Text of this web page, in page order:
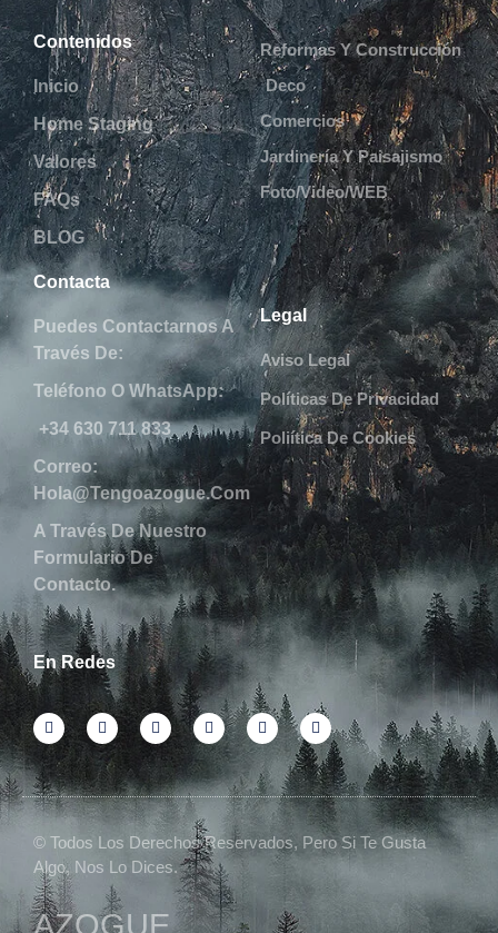
Contenidos
Inicio
Home Staging
Valores
FAQs
BLOG
Reformas Y Construcción
Deco
Comercios
Jardinería Y Paisajismo
Foto/Video/WEB
Contacta
Puedes Contactarnos A
Través De:
Teléfono O WhatsApp:
+34 630 711 833
Correo:
Hola@tengoazogue.com
A Través De Nuestro
Formulario De
Contacto.
Legal
Aviso Legal
Políticas De Privacidad
Poliítica De Cookies
En Redes
© Todos Los Derechos Reservados, Pero Si Te Gusta
Algo, Nos Lo Dices.
AZOGUE